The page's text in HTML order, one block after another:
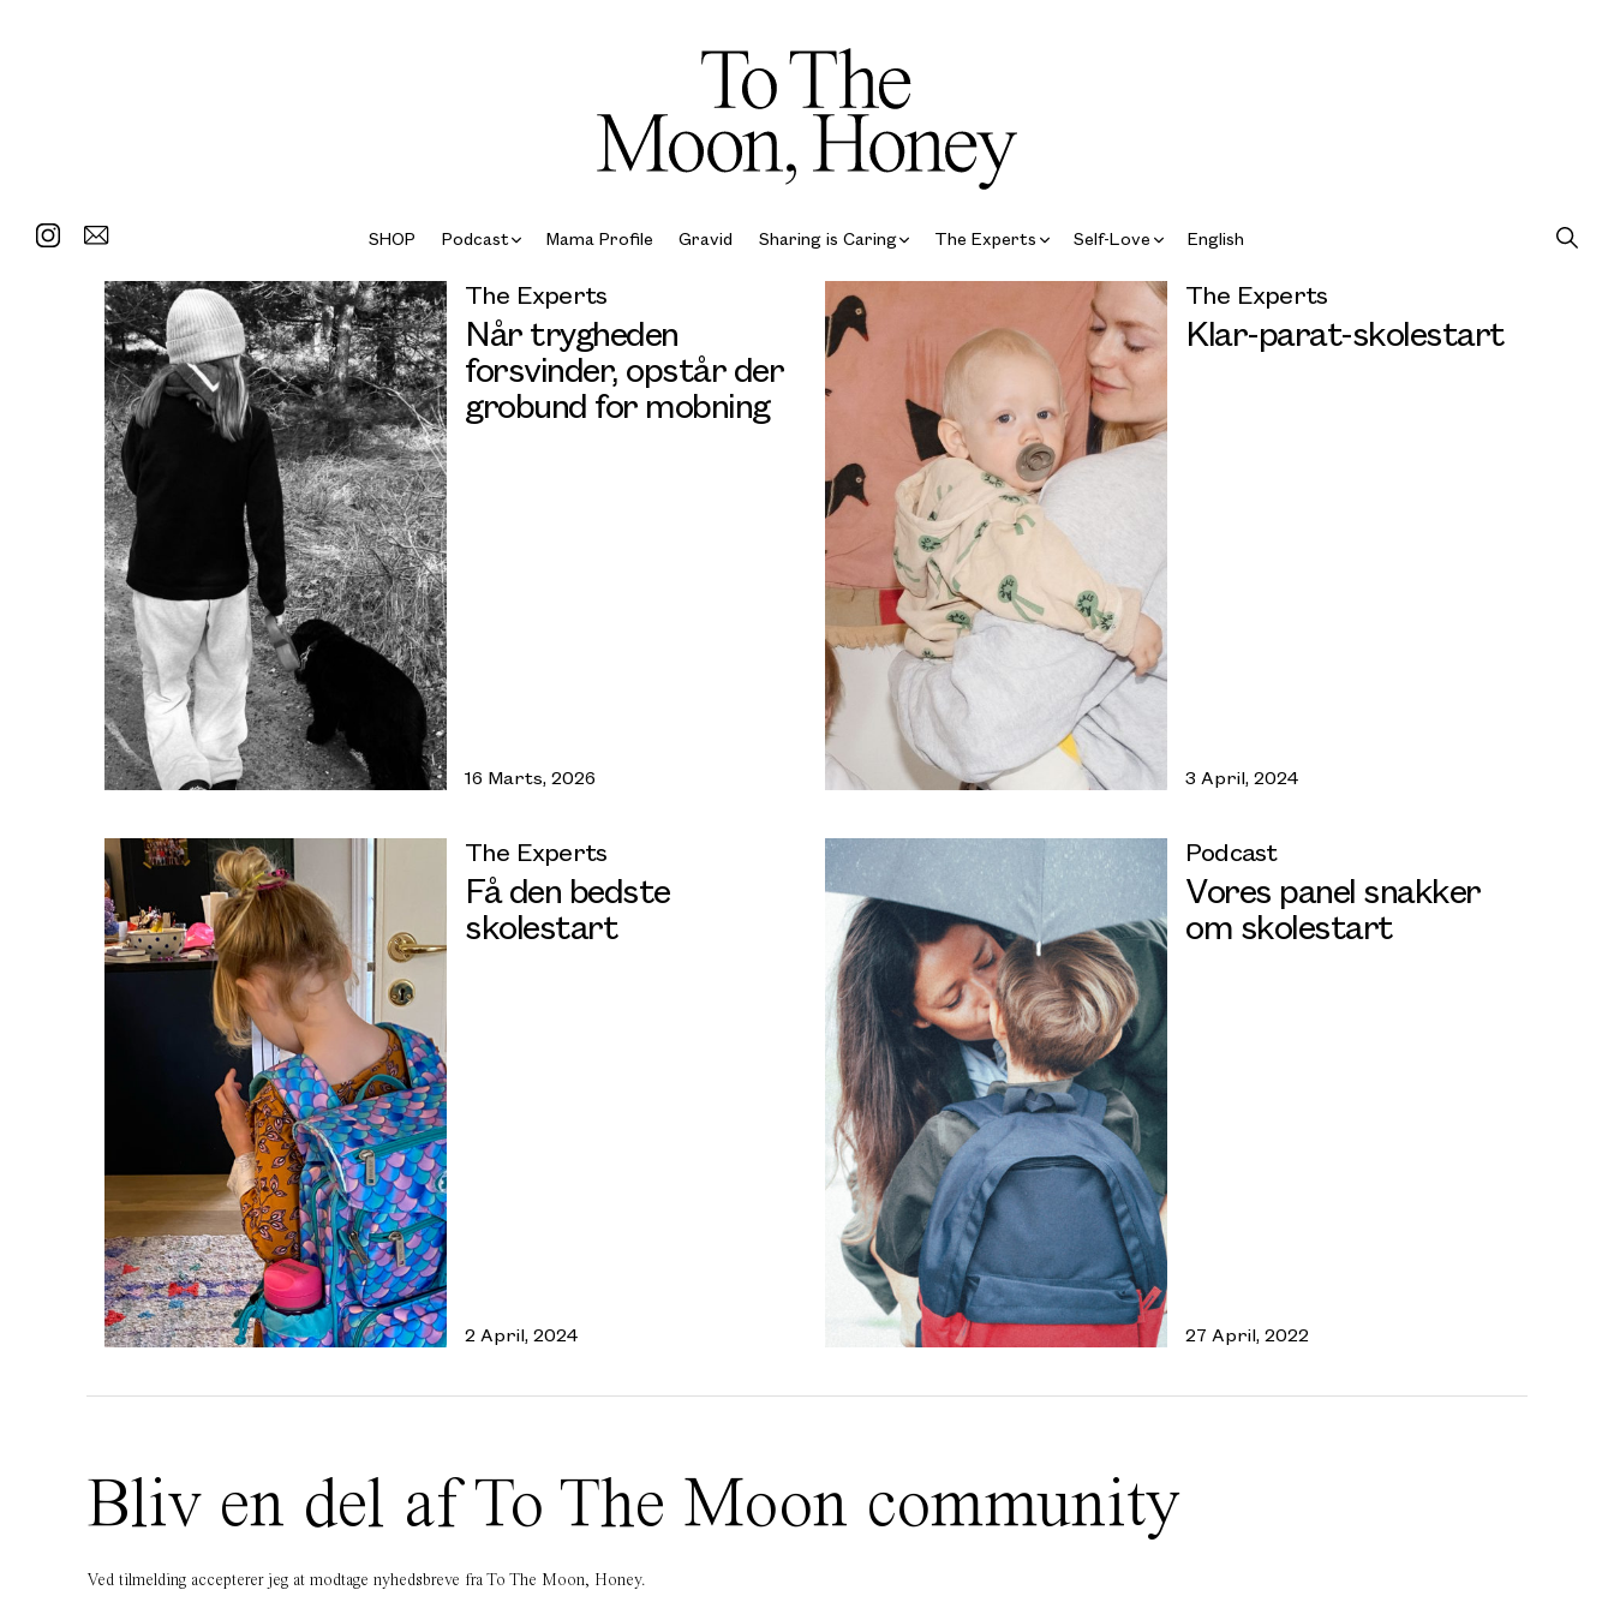
SHOP Podcast Mama Profile Gravid Sharing is Caring The Experts Self-Love English
The Experts
Når trygheden
forsvinder, opstår der
grobund for mobning
16 Marts, 2026
The Experts
Klar-parat-skolestart
3 April, 2024
The Experts
Få den bedste
skolestart
2 April, 2024
Podcast
Vores panel snakker
om skolestart
27 April, 2022
Bliv en del af To The Moon community
Ved tilmelding accepterer jeg at modtage nyhedsbreve fra To The Moon, Honey.